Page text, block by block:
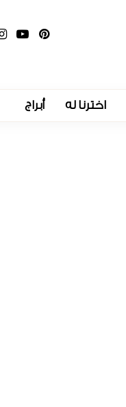
اخترنا له أبراج